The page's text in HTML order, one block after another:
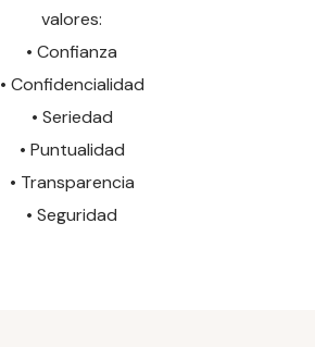
valores:
• Confianza
• Confidencialidad
• Seriedad
• Puntualidad
• Transparencia
• Seguridad